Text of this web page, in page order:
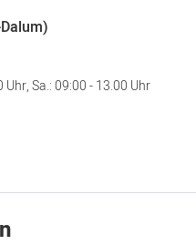
Uhr, Sa.: 09:00 - 13.00 Uhr